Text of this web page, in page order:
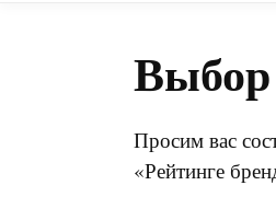
Выбор
Просим вас
«Рейтинге